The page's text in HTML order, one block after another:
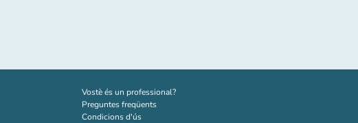
Vostè és un professional?(new tab)
Preguntes freqüents
Condicions d'ús